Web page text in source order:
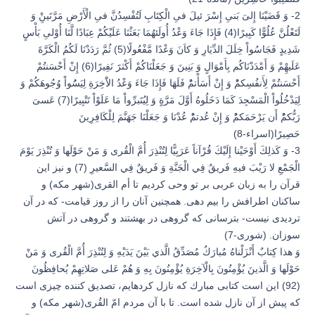
2- وَ قَضَيْنَا إِلىَ‏ بَنىِ إِسْرَ ئيلَ فىِ الْكِتَابِ لَتُفْسِدُنَّ فىِ الْأَرْضِ مَرَّتَينْ‏ِ وَ
لَتَعْلُنَّ عُلُوًّا كَبِيرًا(4) فَإِذَا جَاءَ وَعْدُ أُولَئهُمَا بَعَثْنَا عَلَيْكُمْ عِبَادًا لَّنَا أُوْلىِ بَأْسٍ
شَدِيدٍ فَجَاسُواْ خِلَلَ الدِّيَارِ وَ كاَنَ وَعْدًا مَّفْعُولًا(5) ثُمَّ رَدَدْنَا لَكُمُ الْكَرَّةَ
عَلَيهِْمْ وَ أَمْدَدْنَاكُم بِأَمْوَالٍ وَ بَنِينَ وَ جَعَلْنَاكُمْ أَكْثرََ نَفِيرًا(6) إِنْ أَحْسَنتُمْ
أَحْسَنتُمْ لِأَنفُسِكمُ‏ْ وَ إِنْ أَسَأْتمُ‏ْ فَلَهَا فَإِذَا جَاءَ وَعْدُ الاَْخِرَةِ لِيَسُُواْ وُجُوهَكُمْ وَ
لِيَدْخُلُواْ الْمَسْجِدَ كَمَا دَخَلُوهُ أَوَّلَ مَرَّةٍ وَ لِيُتَبرِّواْ مَا عَلَوْاْ تَتْبِيرًا(7) عَسىَ‏
رَبُّكمُ‏ْ أَن يَرْحَمَكمُ‏ْ وَ إِنْ عُدتمُ‏ْ عُدْنَا وَ جَعَلْنَا جَهَنَّمَ لِلْكَافِرِينَ
حَصِيرًا(اسراء-8)
3- وَ كَذلِكَ أَوْحَيْنا إِلَيْكَ قُرْآناً عَرَبِيًّا لِتُنْذِرَ أُمَّ الْقُرى‏ وَ مَنْ حَوْلَها وَ تُنْذِرَ يَوْمَ
الْجَمْعِ لا رَيْبَ فيهِ فَريقٌ فِي الْجَنَّةِ وَ فَريقٌ فِي السَّعيرِ (7) و نيز اين
قرآن را به زبان عربى بر تو وحى كرديم تا أم القرى(شهر مكه) و
ساكنان اطرافش را بيم دهى. همچنين آنان را از روز قيامت- كه در آن
ترديدى نيست- بترسانى كه گروهى در بهشتند و گروهى در آتش
سوزان. (شورى-7)
وَ هذا كِتابٌ أَنْزَلْناهُ مُبارَكٌ مُصَدِّقُ الَّذي بَيْنَ يَدَيْهِ وَ لِتُنْذِرَ أُمَّ الْقُرى‏ وَ مَنْ
حَوْلَها وَ الَّذينَ يُؤْمِنُونَ بِالْآخِرَةِ يُؤْمِنُونَ بِهِ وَ هُمْ عَلى‏ صَلاتِهِمْ يُحافِظُونَ
(92) اين است كتابى مبارك كه نازل كرده‏ايم، تصديق كننده چيزى است
كه پيش از آن نازل شده است. تا با آن مردم امّ القُرى(شهر مكه) و